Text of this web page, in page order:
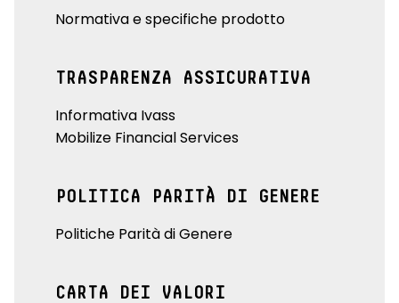
Normativa e specifiche prodotto
TRASPARENZA ASSICURATIVA
Informativa Ivass
Mobilize Financial Services
POLITICA PARITÀ DI GENERE
Politiche Parità di Genere
CARTA DEI VALORI